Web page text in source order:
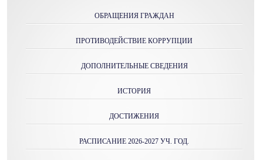
ОБРАЩЕНИЯ ГРАЖДАН
ПРОТИВОДЕЙСТВИЕ КОРРУПЦИИ
ДОПОЛНИТЕЛЬНЫЕ СВЕДЕНИЯ
ИСТОРИЯ
ДОСТИЖЕНИЯ
РАСПИСАНИЕ 2026-2027 УЧ. ГОД.